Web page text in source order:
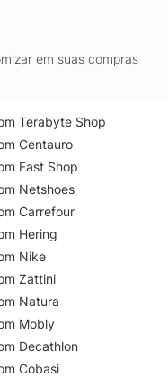
em suas compras
Terabyte Shop
Centauro
Fast Shop
Netshoes
Carrefour
Hering
Nike
Zattini
Natura
Mobly
Decathlon
Cobasi